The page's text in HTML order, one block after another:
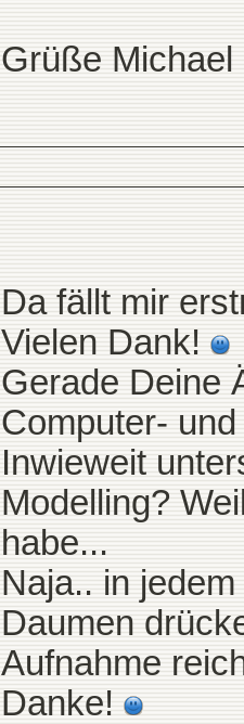
Grüße Michael
Da fällt mir
Vielen Dank!
Gerade Deine
Computer-
Inwieweit
Modelling?
habe...
Naja.. in
Daumen
Aufnahme
Danke!